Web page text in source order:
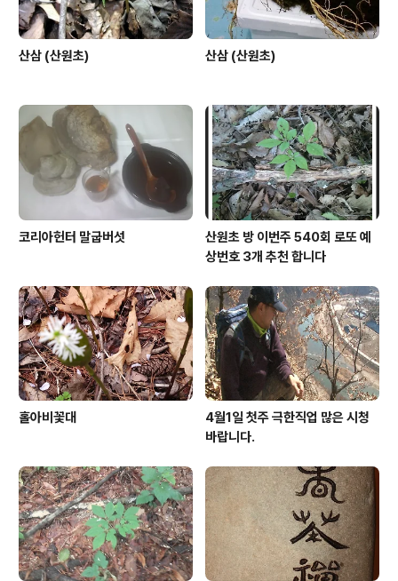
산삼 (산원초) 산삼 (산원초)
코리아헌터 말굽버섯
산원초 방 이번주 540회 로또 예
상번호 3개 추천 합니다
홀아비꽃대
4월1일 첫주 극한직업 많은 시청
바랍니다.